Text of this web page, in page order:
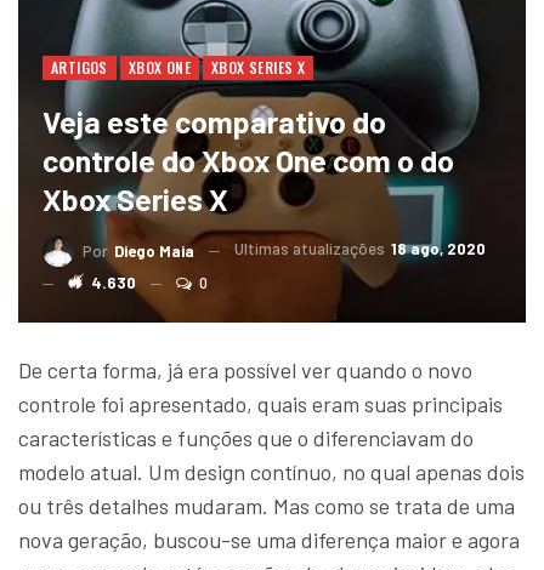
ARTIGOS XBOX ONE XBOX SERIES X
Veja este comparativo do
controle do Xbox One com o do
Xbox Series X
Por Diego Maia Ultimas atualizações 18 ago, 2020
4.630
0
De certa forma, já era possível ver quando o novo
controle foi apresentado, quais eram suas principais
características e funções que o diferenciavam do
modelo atual. Um design contínuo, no qual apenas dois
ou três detalhes mudaram. Mas como se trata de uma
nova geração, buscou-se uma diferença maior e agora